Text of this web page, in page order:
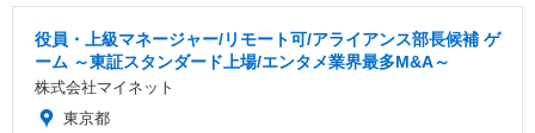
役員・上級マネージャー/リモート可/アライアンス部長候補 ゲ
ーム ～東証スタンダード上場/エンタメ業界最多M&A～
株式会社マイネット
東京都